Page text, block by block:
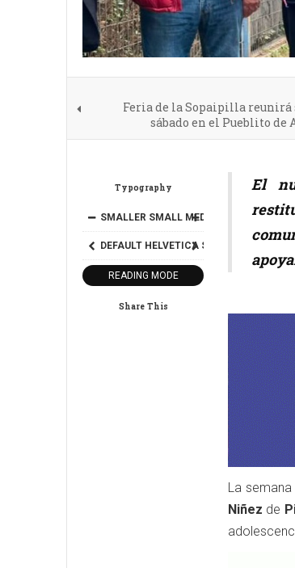
Feria de la Sopaipilla
sábado en el Pueblito de
Typography
SMALLER SMALL MEDIUM BIGGER
DEFAULT HELVETICA SEGOE
READING MODE
Share This
El
La
Niñez de